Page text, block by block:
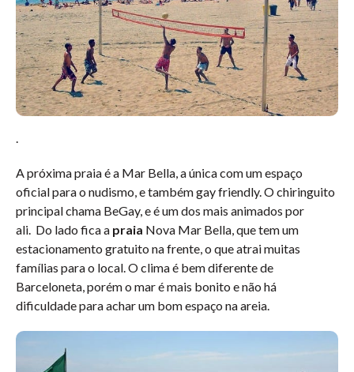
A próxima praia é a Mar Bella, a única com um espaço
oficial para o nudismo, e também gay friendly. O chiringuito
principal chama BeGay, e é um dos mais animados por
ali. Do lado fica a praia Nova Mar Bella, que tem um
estacionamento gratuito na frente, o que atrai muitas
famílias para o local. O clima é bem diferente de
Barceloneta, porém o mar é mais bonito e não há
dificuldade para achar um bom espaço na areia.